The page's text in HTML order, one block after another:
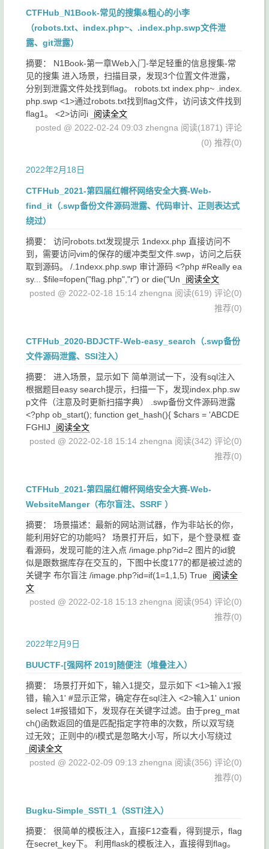
CTFHub_N1Book-常见的搜集&粗心的小李
（robots.txt、index.php~、.index.php.swp文件泄
露、git泄露）
摘要： N1Book-第一章Web入门-举足轻重的信息搜集-常
见的搜集 进入场景，扫描目录，发现3个位置文件泄露，
分别到泄露文件处找到flag。 robots.txt index.php~ .index.
php.swp <1>通过robots.txt找到flag文件，访问该文件找到
flag1。 <2>访问i
阅读全文
posted @ 2022-02-24 09:03 zhengna 阅读(1871) 评论
(0) 推荐(0)
2022年2月18日
CTFHub_2021-第四届红帽杯网络安全大赛-Web-
find_it（.swp备份文件源码泄露、代码审计、正则表达式
绕过）
摘要： 访问robots.txt发现提示 1ndexx.php 直接访问不
到，需要访问vim的保存的缓冲类型文件.swp，访问之后获
取到源码。 /.1ndexx.php.swp 审计源码 <?php #Really ea
sy... $file=fopen("flag.php","r") or die("Un
阅读全文
posted @ 2022-02-18 15:14 zhengna 阅读(619) 评论(0)
推荐(0)
CTFHub_2020-BDJCTF-Web-easy_search（.swp备份
文件源码泄露、SSI注入）
摘要： 进入场景，显示如下 简单测试一下，没有sql注入
根据题目easy search提示，扫描一下，发现index.php.sw
p文件（注意及时更新扫描字典） .swp备份文件源码泄露
<?php ob_start(); function get_hash(){ $chars = 'ABCDE
FGHIJ
阅读全文
posted @ 2022-02-18 15:14 zhengna 阅读(342) 评论(0)
推荐(0)
CTFHub_2021-第四届红帽杯网络安全大赛-Web-
WebsiteManger（布尔盲注、SSRF ）
摘要： 场景描述：最新的网站测试器，作为非站长的你，
能利用好它的功能吗？ 场景打开后，如下，是个登录框 查
看源码，发现可能的注入点 /image.php?id=2 图片的id貌
似是跟数据库存在交互的，下图中长度177的都是被过滤的
关键字 布尔盲注 /image.php?id=if(1=1,1,5) True
阅读全
文
posted @ 2022-02-18 15:13 zhengna 阅读(954) 评论(0)
推荐(0)
2022年2月9日
BUUCTF-[强网杯 2019]随便注（堆叠注入）
摘要： 场景打开如下，输入1提交，显示如下 <1>输入1'报
错，输入1' #显示正常，确定存在sql注入 <2>输入1' union
select 1#报错如下，发现存在关键字过滤。由于preg_mat
ch()函数返回的值是匹配指定字符串的次数，所以双写绕
过无效；正则中的/i模式是忽略大小写，所以大小写绕过
阅读全文
posted @ 2022-02-09 09:13 zhengna 阅读(356) 评论(0)
推荐(0)
Bugku-Simple_SSTI_1（SSTI注入）
摘要： 很简单的模板注入，直接F12查看，得到提示，flag
在secret_key下。 利用flask的模板注入，直接得到flag。